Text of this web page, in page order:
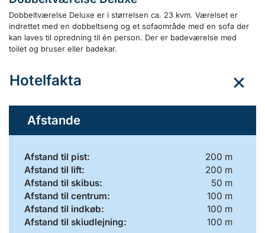
Dobbeltværelse Deluxe er i størrelsen ca. 23 kvm. Værelset er
indrettet med en dobbeltseng og et sofaområde med en sofa der
kan laves til opredning til én person. Der er badeværelse med
toilet og bruser eller badekar.
Hotelfakta
Afstande
Afstand til pist:
200 m
Afstand til lift:
200 m
Afstand til skibus:
50 m
Afstand til centrum:
100 m
Afstand til indkøb:
100 m
Afstand til skiudlejning:
100 m